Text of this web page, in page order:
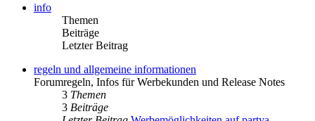
info
Themen
Beiträge
Letzter Beitrag
regeln und allgemeine informationen
Forumregeln, Infos für Werbekunden und Release Notes
3 Themen
3 Beiträge